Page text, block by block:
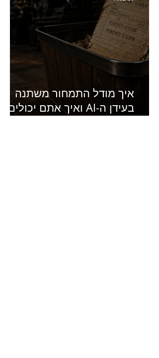
איך מודל התמחור משתנה
בעידן ה-AI ואיך אתם יכולים